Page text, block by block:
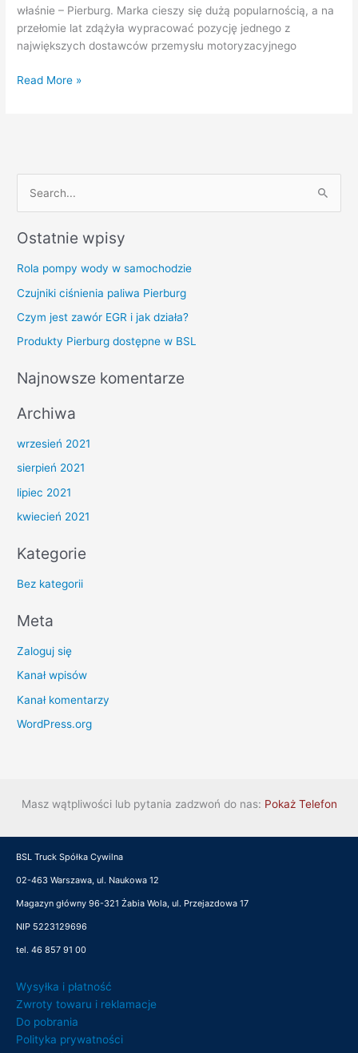
właśnie – Pierburg. Marka cieszy się dużą popularnością, a na
przełomie lat zdążyła wypracować pozycję jednego z
największych dostawców przemysłu motoryzacyjnego
Read More »
a
r
o
r
Ostatnie wpisy
Rola pompy wody w samochodzie
Czujniki ciśnienia paliwa Pierburg
Czym jest zawór EGR i jak działa?
Produkty Pierburg dostępne w BSL
Najnowsze komentarze
Archiwa
wrzesień 2021
sierpień 2021
lipiec 2021
kwiecień 2021
Kategorie
Bez kategorii
Meta
Zaloguj się
Kanał wpisów
Kanał komentarzy
WordPress.org
Masz wątpliwości lub pytania zadzwoń do nas: Pokaż Telefon
BSL Truck Spółka Cywilna
02-463 Warszawa, ul. Naukowa 12
Magazyn główny 96-321 Żabia Wola, ul. Przejazdowa 17
NIP 5223129696
tel. 46 857 91 00
Wysyłka i płatność
Zwroty towaru i reklamacje
Do pobrania
Polityka prywatności